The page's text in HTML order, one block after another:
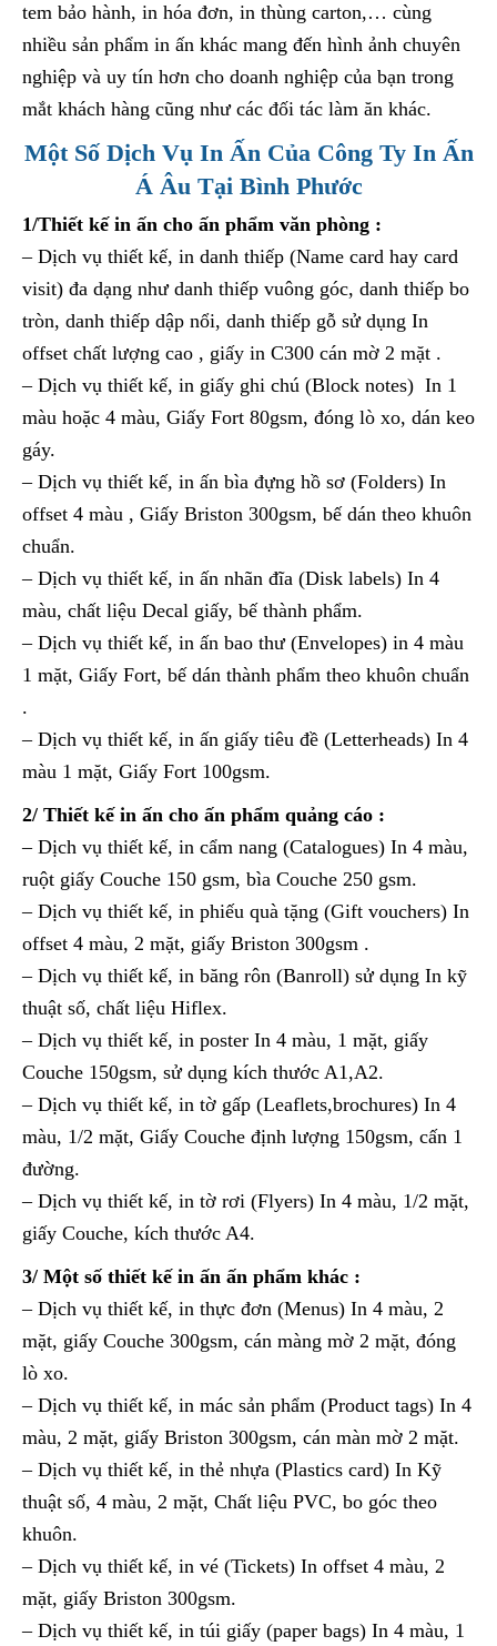
tem bảo hành, in hóa đơn, in thùng carton,… cùng
nhiều sản phẩm in ấn khác mang đến hình ảnh chuyên
nghiệp và uy tín hơn cho doanh nghiệp của bạn trong
mắt khách hàng cũng như các đối tác làm ăn khác.
Một Số Dịch Vụ In Ấn Của Công Ty In Ấn
Á Âu Tại Bình Phước
1/Thiết kế in ấn cho ấn phẩm văn phòng :
– Dịch vụ thiết kế, in danh thiếp (Name card hay card
visit) đa dạng như danh thiếp vuông góc, danh thiếp bo
tròn, danh thiếp dập nổi, danh thiếp gỗ sử dụng In
offset chất lượng cao , giấy in C300 cán mờ 2 mặt .
– Dịch vụ thiết kế, in giấy ghi chú (Block notes) In 1
màu hoặc 4 màu, Giấy Fort 80gsm, đóng lò xo, dán keo
gáy.
– Dịch vụ thiết kế, in ấn bìa đựng hồ sơ (Folders) In
offset 4 màu , Giấy Briston 300gsm, bế dán theo khuôn
chuẩn.
– Dịch vụ thiết kế, in ấn nhãn đĩa (Disk labels) In 4
màu, chất liệu Decal giấy, bế thành phẩm.
– Dịch vụ thiết kế, in ấn bao thư (Envelopes) in 4 màu
1 mặt, Giấy Fort, bế dán thành phẩm theo khuôn chuẩn
.
– Dịch vụ thiết kế, in ấn giấy tiêu đề (Letterheads) In 4
màu 1 mặt, Giấy Fort 100gsm.
2/ Thiết kế in ấn cho ấn phẩm quảng cáo :
– Dịch vụ thiết kế, in cẩm nang (Catalogues) In 4 màu,
ruột giấy Couche 150 gsm, bìa Couche 250 gsm.
– Dịch vụ thiết kế, in phiếu quà tặng (Gift vouchers) In
offset 4 màu, 2 mặt, giấy Briston 300gsm .
– Dịch vụ thiết kế, in băng rôn (Banroll) sử dụng In kỹ
thuật số, chất liệu Hiflex.
– Dịch vụ thiết kế, in poster In 4 màu, 1 mặt, giấy
Couche 150gsm, sử dụng kích thước A1,A2.
– Dịch vụ thiết kế, in tờ gấp (Leaflets,brochures) In 4
màu, 1/2 mặt, Giấy Couche định lượng 150gsm, cấn 1
đường.
– Dịch vụ thiết kế, in tờ rơi (Flyers) In 4 màu, 1/2 mặt,
giấy Couche, kích thước A4.
3/ Một số thiết kế in ấn ấn phẩm khác :
– Dịch vụ thiết kế, in thực đơn (Menus) In 4 màu, 2
mặt, giấy Couche 300gsm, cán màng mờ 2 mặt, đóng
lò xo.
– Dịch vụ thiết kế, in mác sản phẩm (Product tags) In 4
màu, 2 mặt, giấy Briston 300gsm, cán màn mờ 2 mặt.
– Dịch vụ thiết kế, in thẻ nhựa (Plastics card) In Kỹ
thuật số, 4 màu, 2 mặt, Chất liệu PVC, bo góc theo
khuôn.
– Dịch vụ thiết kế, in vé (Tickets) In offset 4 màu, 2
mặt, giấy Briston 300gsm.
– Dịch vụ thiết kế, in túi giấy (paper bags) In 4 màu, 1